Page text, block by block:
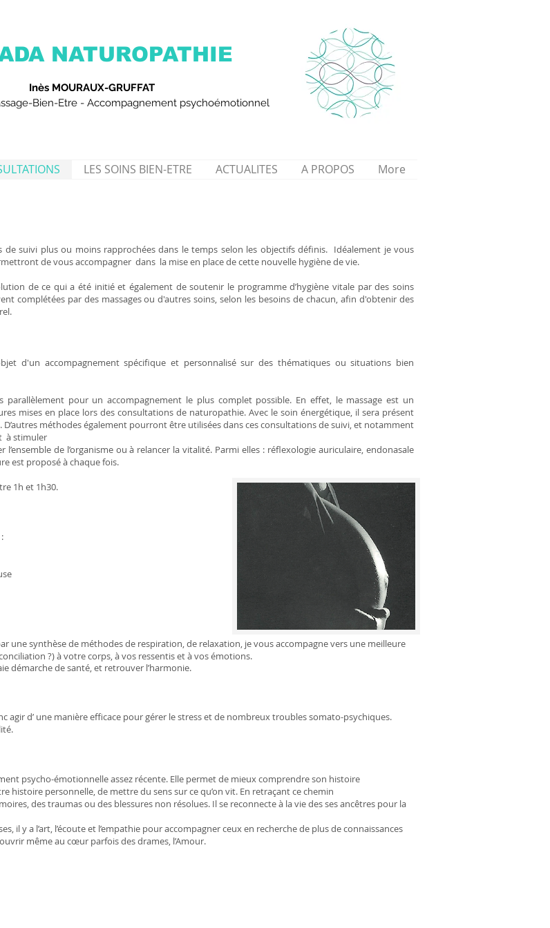
NATUROPATHIE
Inès MOURAUX-GRUFFAT
Bien-Etre - Accompagnement psychoémotionnel
LES SOINS BIEN-ETRE ACTUALITES A PROPOS More
suivi plus ou moins rapprochées dans le temps selon les objectifs définis. Idéalement je vous
de vous accompagner dans la mise en place de cette nouvelle hygiène de vie.
de ce qui a été initié et également de soutenir le programme d’hygiène vitale par des soins
complétées par des massages ou d'autres soins, selon les besoins de chacun, afin d'obtenir des
d'un accompagnement spécifique et personnalisé sur des thématiques ou situations bien
parallèlement pour un accompagnement le plus complet possible. En effet, le massage est un
mises en place lors des consultations de naturopathie. Avec le soin énergétique, il sera présent
D’autres méthodes également pourront être utilisées dans ces consultations de suivi, et notamment
à stimuler
de l’organisme ou à relancer la vitalité. Parmi elles : réflexologie auriculaire, endonasale
est proposé à chaque fois.
1h et 1h30.
une synthèse de méthodes de respiration, de relaxation, je vous accompagne vers une meilleure
?) à votre corps, à vos ressentis et à vos émotions.
démarche de santé, et retrouver l’harmonie.
d’ une manière efficace pour gérer le stress et de nombreux troubles somato-psychiques.
psycho-émotionnelle assez récente. Elle permet de mieux comprendre son histoire
histoire personnelle, de mettre du sens sur ce qu’on vit. En retraçant ce chemin
des traumas ou des blessures non résolues. Il se reconnecte à la vie des ses ancêtres pour la
il y a l’art, l’écoute et l’empathie pour accompagner ceux en recherche de plus de connaissances
même au cœur parfois des drames, l’Amour.